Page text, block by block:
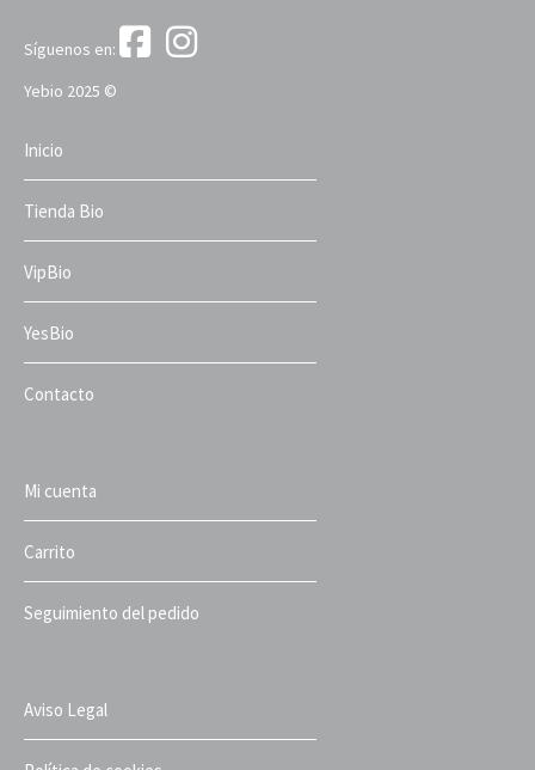
Síguenos en:
Yebio 2025 ©
Inicio
Tienda Bio
VipBio
YesBio
Contacto
Mi cuenta
Carrito
Seguimiento del pedido
Aviso Legal